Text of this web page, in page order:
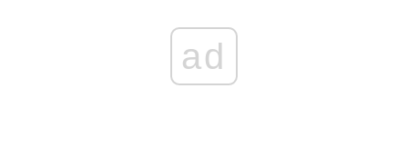
ad